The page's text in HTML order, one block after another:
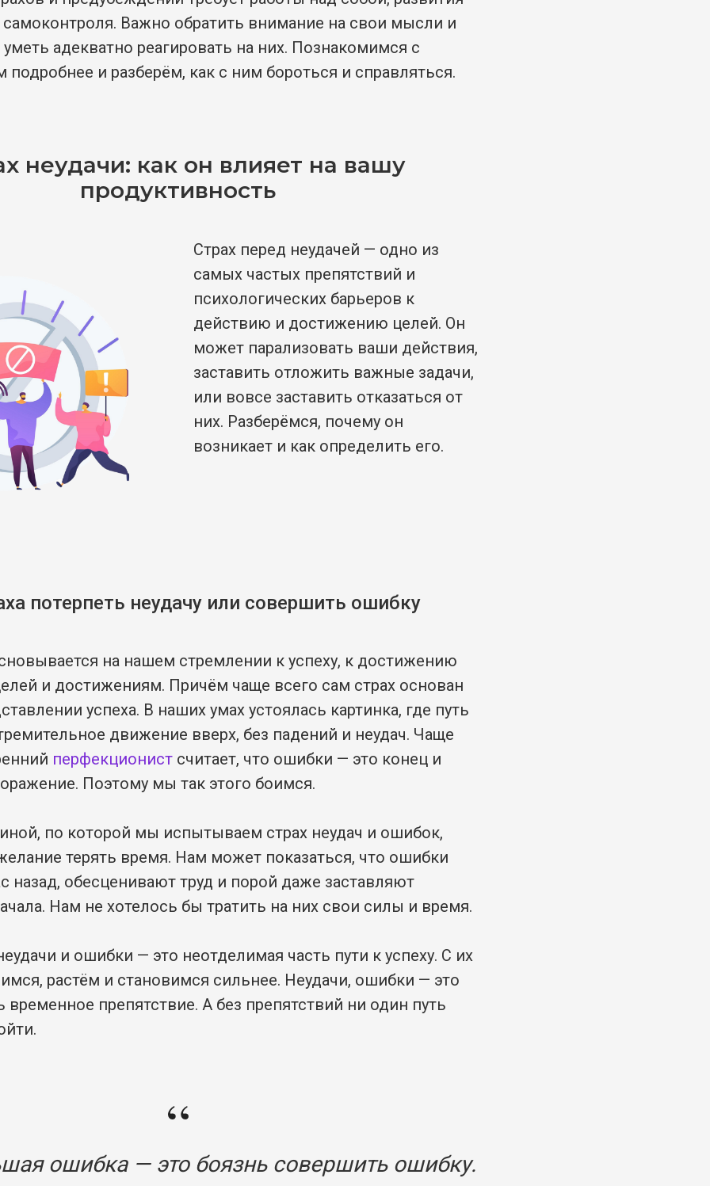
Важно обратить внимание на свои мысли и
адекватно реагировать на них. Познакомимся с
и разберём, как с ним бороться и справляться.
неудачи: как он влияет на вашу
продуктивность
Страх перед неудачей — одно из
самых частых препятствий и
психологических барьеров к
действию и достижению целей. Он
может парализовать ваши действия,
заставить отложить важные задачи,
или вовсе заставить отказаться от
них. Разберёмся, почему он
возникает и как определить его.
потерпеть неудачу или совершить ошибку
на нашем стремлении к успеху, к достижению
и достижениям. Причём чаще всего сам страх основан
успеха. В наших умах устоялась картинка, где путь
движение вверх, без падений и неудач. Чаще
перфекционист считает, что ошибки — это конец и
Поэтому мы так этого боимся.
по которой мы испытываем страх неудач и ошибок,
терять время. Нам может показаться, что ошибки
назад, обесценивают труд и порой даже заставляют
Нам не хотелось бы тратить на них свои силы и время.
и ошибки — это неотделимая часть пути к успеху. С их
растём и становимся сильнее. Неудачи, ошибки — это
временное препятствие. А без препятствий ни один путь
“
ошибка — это боязнь совершить ошибку.